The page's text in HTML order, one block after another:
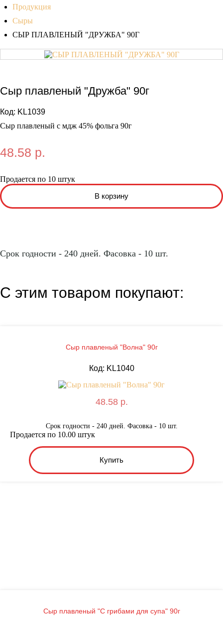
Продукция
Сыры
СЫР ПЛАВЛЕНЫЙ "ДРУЖБА" 90Г
Сыр плавленый "Дружба" 90г
Код: KL1039
Сыр плавленый с мдж 45% фольга 90г
48.58 р.
Продается по 10 штук
Срок годности - 240 дней. Фасовка - 10 шт.
С этим товаром покупают:
Сыр плавленый "Волна" 90г
Код: KL1040
48.58 р.
Срок годности - 240 дней. Фасовка - 10 шт.
Купить
Продается по 10.00 штук
Сыр плавленый "С грибами для супа" 90г